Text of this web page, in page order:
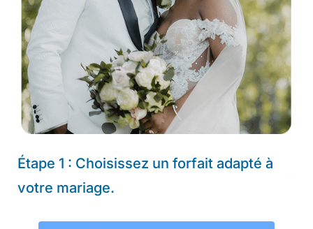
Étape 1 : Choisissez un forfait adapté à
votre mariage.